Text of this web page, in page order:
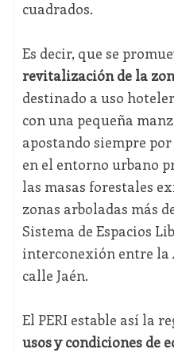
cuadrados.
Es decir, que se
revitalización de la
destinado a uso
con una pequeña
apostando siempre
en el entorno urbano
las masas forestales
zonas arboladas más
Sistema de Espacios
interconexión entre la
calle Jaén.
El PERI estable así la
usos y condiciones de